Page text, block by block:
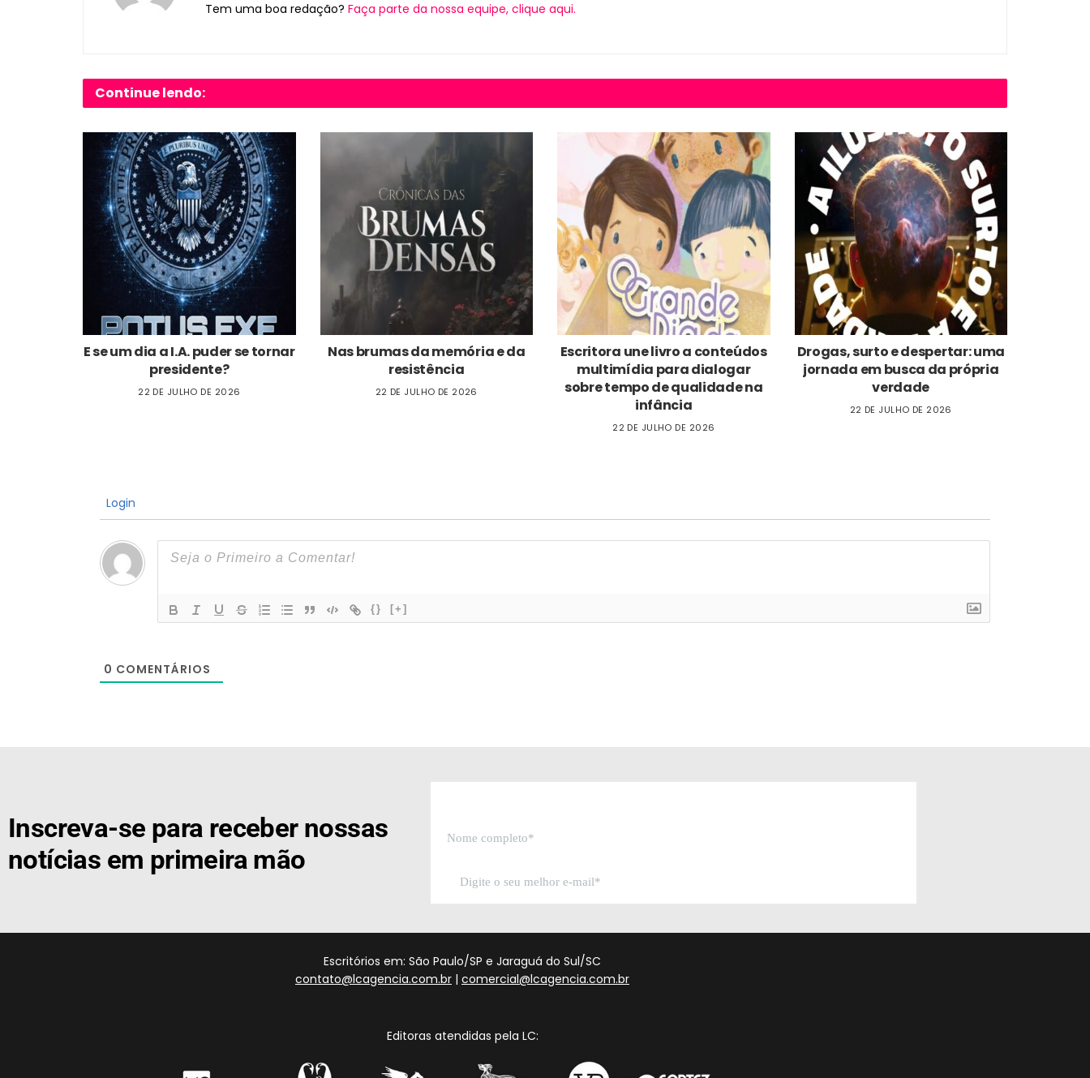
Tem uma boa redação? Faça parte da nossa equipe, clique aqui.
Continue lendo:
E se um dia a I.A. puder se tornar
presidente?
22 DE JULHO DE 2026
Nas brumas da memória e da
resistência
22 DE JULHO DE 2026
Escritora une livro a conteúdos
multimídia para dialogar
sobre tempo de qualidade na
infância
22 DE JULHO DE 2026
Drogas, surto e despertar: uma
jornada em busca da própria
verdade
22 DE JULHO DE 2026
Login
{} [+]
0 COMENTÁRIOS
Inscreva-se para receber nossas
notícias em primeira mão
Escritórios em: São Paulo/SP e Jaraguá do Sul/SC
contato@lcagencia.com.br | comercial@lcagencia.com.br
Editoras atendidas pela LC: